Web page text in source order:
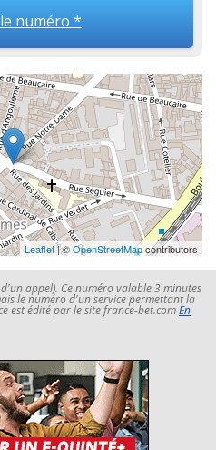
numéro *
Leaflet| ©OpenStreetMapcontributors
appel). Ce numéro valable 3 minutes
le numéro d'un service permettant la
est édité par le site france-bet.comEn